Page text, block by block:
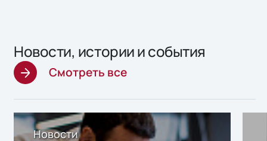
Новости, истории и события
Смотреть все
Новости